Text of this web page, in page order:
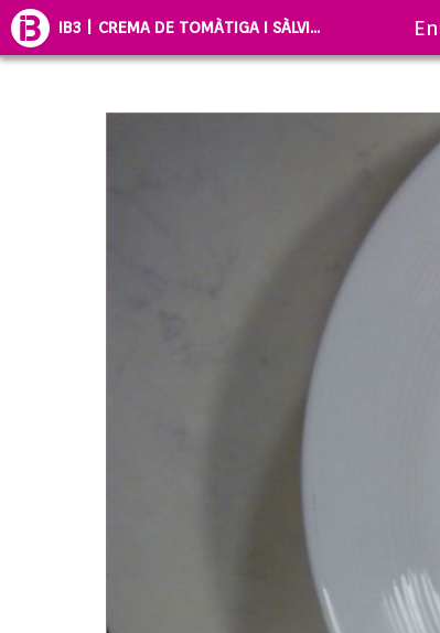
IB3 | CREMA DE TOMÀTIGA I SÀLVI...